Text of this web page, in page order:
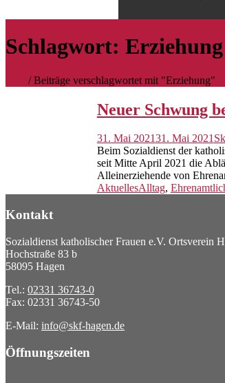
Schlagwort: Erziehung
/Beiträge verschlagwortet mit "Erziehung"
Neuer Schwung
31. Mai 202131. Mai 2021
Beim Sozialdienst der
seit Mitte April 2021 die
Alleinerziehende von
AktuellesAlltag,
Kontakt
Sozialdienst katholischer Frauen e.V. Ortsverein
Hochstraße 83 b
58095 Hagen
Tel.: 02331 36743-0
Fax: 02331 36743-50
E-Mail: info@skf-hagen.de
Öffnungszeiten